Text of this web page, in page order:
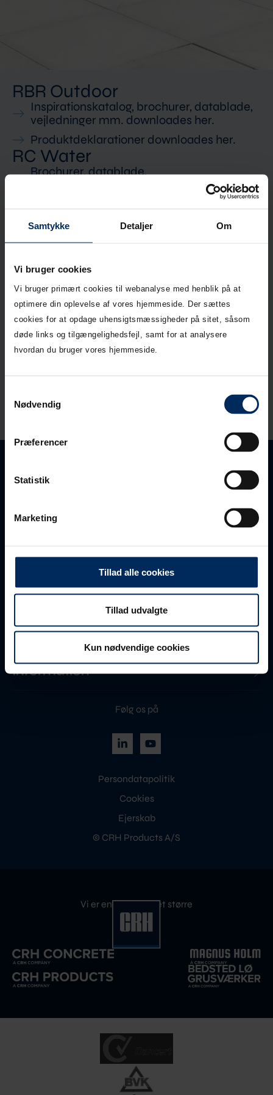
Samtykke Detaljer Om
Vi bruger cookies
Vi bruger primært cookies til webanalyse med henblik på at
optimere din oplevelse af vores hjemmeside. Der sættes
cookies for at opdage uhensigtsmæssigheder på sitet, såsom
døde links og tilgængelighedsfejl, samt for at analysere
hvordan du bruger vores hjemmeside.
Nødvendig
Præferencer
Statistik
Marketing
Tillad alle cookies
Tillad udvalgte
Kun nødvendige cookies
RBR Outdoor​
Inspirationskatalog, brochurer, datablade,
vejledninger mm. downloades her.
Produktdeklarationer downloades her.
RC Water
Brochurer, datablade,
opsætningsvejledninger mm downloades
Kundeservice
Faktura
Information
Quicklinks
Information
Følg os på
Persondatapolitik
Cookies
Ejerskab
© CRH Products A/S
Vi er en del af noget større